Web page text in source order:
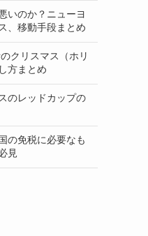
いのか？ニューヨ
、移動手段まとめ
クリスマス（ホリ
方まとめ
のレッドカップの
の免税に必要なも
見